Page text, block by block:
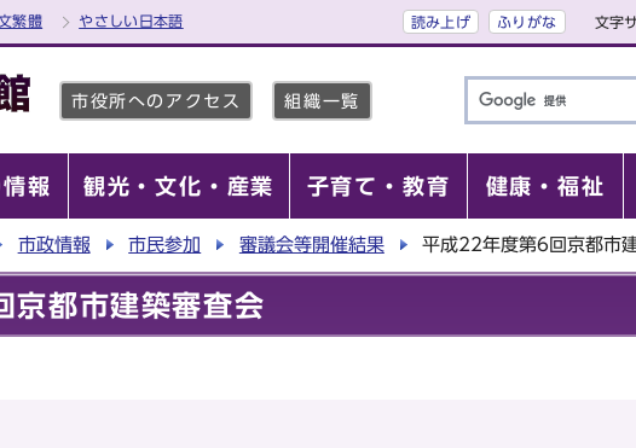
繁體 やさしい日本語 読み上げ ふりがな 文字
市役所へのアクセス 組織一覧
報 観光・文化・産業 子育て・教育 健康・福祉
市政情報 市民参加 審議会等開催結果 平成22年度第6回京都市
都市建築審査会